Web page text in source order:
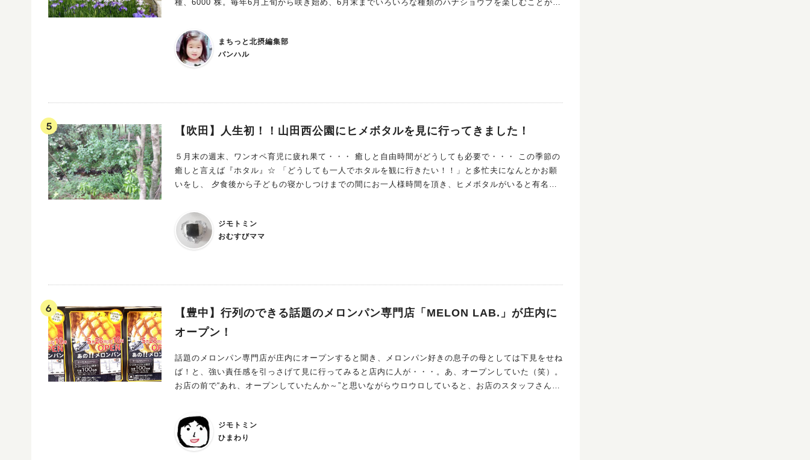
種、6000 株。毎年6月上旬から咲き始め、6月末までいろいろな種類のハナショウブを楽しむことがで
色の「紅唇」などが見ごろ。 ◇◇◇花菖蒲まつり◇◇◇ 日時：6月11日（土）・12日（日）午前10時～
午後4時（雨天中止） 場所：水月公園（鉢塚3-6-1） 水月児童文化センター（鉢塚 3-1） 内容： 【水
月公園】野点、ふれあい動物園、ミニ列車、空手道演舞（11 日のみ）、和太鼓演奏（12 日のみ）など
まちっと北摂編集部
バンハル
【吹田】人生初！！山田西公園にヒメボタルを見に行ってきました！
５月末の週末、ワンオペ育児に疲れ果て・・・ 癒しと自由時間がどうしても必要で・・・ この季節の
癒しと言えば『ホタル』☆ 「どうしても一人でホタルを観に行きたい！！」と多忙夫になんとかお願
いをし、 夕食後から子どもの寝かしつけまでの間にお一人様時間を頂き、ヒメボタルがいると有名な
ジモトミン
おむすびママ
【豊中】行列のできる話題のメロンパン専門店「MELON LAB.」が庄内に
オープン！
話題のメロンパン専門店が庄内にオープンすると聞き、メロンパン好きの息子の母としては下見をせね
ば！と、強い責任感を引っさげて見に行ってみると店内に人が・・・。あ、オープンしていた（笑）。
お店の前で“あれ、オープンしていたんか～”と思いながらウロウロしていると、お店のスタッフさんが
は、関東を中心に店舗を展開するメロンパンの専門店。サクサクのクッキー生地と、中のふわふわのパ
ン生地にトリコになる人が多く、オープン時には行列ができるのだそう。気になるその名は「あのメロ
ジモトミン
ひまわり